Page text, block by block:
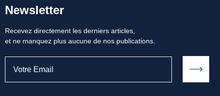
Newsletter
Recevez directement les derniers articles,
et ne manquez plus aucune de nos publications.